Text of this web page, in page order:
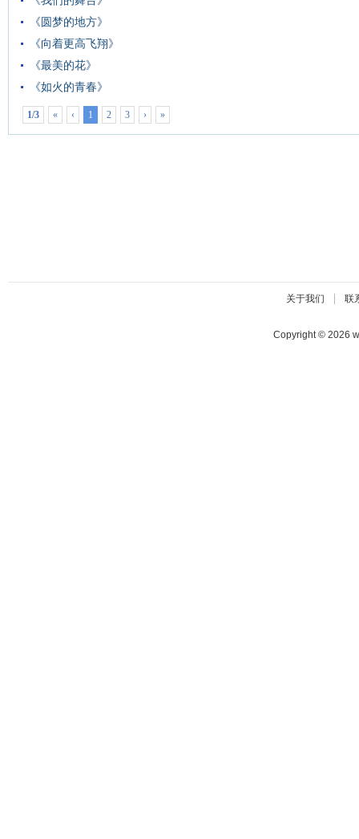
《圆梦的地方》
《向着更高飞翔》
《最美的花》
《如火的青春》
1/3 « ‹ 1 2 3 › »
关于我们 联
Copyright © 2026